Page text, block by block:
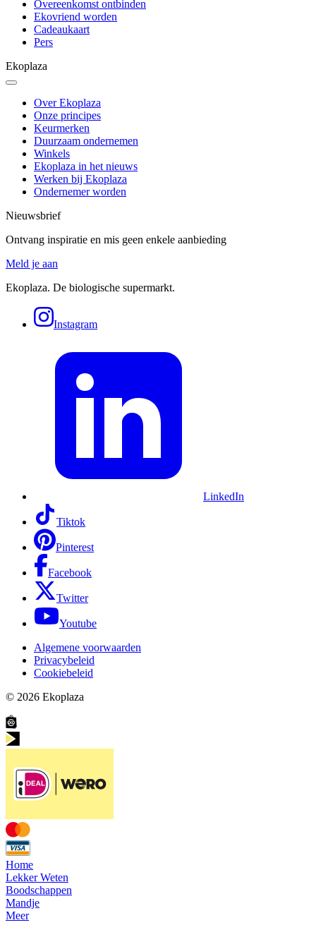
Overeenkomst ontbinden
Ekovriend worden
Cadeaukaart
Pers
Ekoplaza
Over Ekoplaza
Onze principes
Keurmerken
Duurzaam ondernemen
Winkels
Ekoplaza in het nieuws
Werken bij Ekoplaza
Ondernemer worden
Nieuwsbrief
Ontvang inspiratie en mis geen enkele aanbieding
Meld je aan
Ekoplaza. De biologische supermarkt.
Instagram
LinkedIn
Tiktok
Pinterest
Facebook
Twitter
Youtube
Algemene voorwaarden
Privacybeleid
Cookiebeleid
© 2026 Ekoplaza
Home
Lekker Weten
Boodschappen
Mandje
Meer